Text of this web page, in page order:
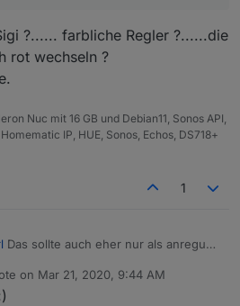
?...... farbliche Regler ?......die
rot wechseln ?
Nuc mit 16 GB und Debian11, Sonos API,
IP, HUE, Sonos, Echos, DS718+
1
Das sollte auch eher nur als anregung
schrieb ich ja das es schwer
wird.
Slider zu haben ist gut, wer
braucht weiss ich nicht. Ich
on Mar 21, 2020, 9:44 AM
edited by